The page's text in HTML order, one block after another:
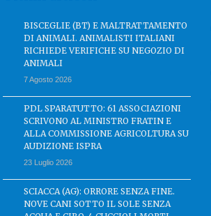
BISCEGLIE (BT) E MALTRATTAMENTO
DI ANIMALI. ANIMALISTI ITALIANI
RICHIEDE VERIFICHE SU NEGOZIO DI
ANIMALI
7 Agosto 2026
PDL SPARATUTTO: 61 ASSOCIAZIONI
SCRIVONO AL MINISTRO FRATIN E
ALLA COMMISSIONE AGRICOLTURA SU
AUDIZIONE ISPRA
23 Luglio 2026
SCIACCA (AG): ORRORE SENZA FINE.
NOVE CANI SOTTO IL SOLE SENZA